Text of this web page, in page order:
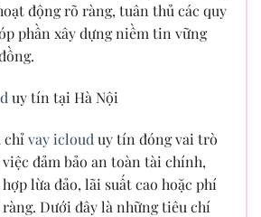
động rõ ràng, tuân thủ các quy
phần xây dựng niềm tin vững
uy tín tại Hà Nội
chỉvay icloud uy tín đóng vai trò
đảm bảo an toàn tài chính,
lừa đảo, lãi suất cao hoặc phí
Dưới đây là những tiêu chí